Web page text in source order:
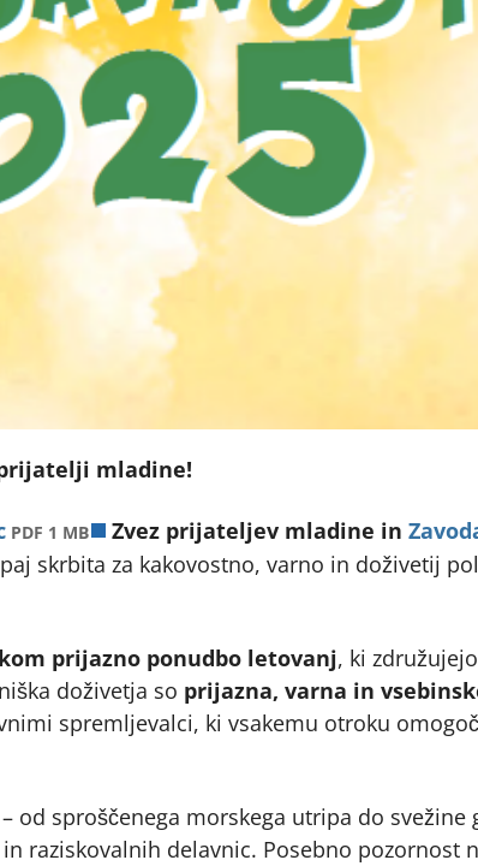
mladine!
PDF 1 MB odpre v novem zavihku
Zvez prijateljev mladine in
skrbita za kakovostno, varno in doživetij
prijazno ponudbo letovanj, ki
doživetja so prijazna, varna in
spremljevalci, ki vsakemu otroku
– od sproščenega morskega utripa do svežine
raziskovalnih delavnic. Posebno pozornost